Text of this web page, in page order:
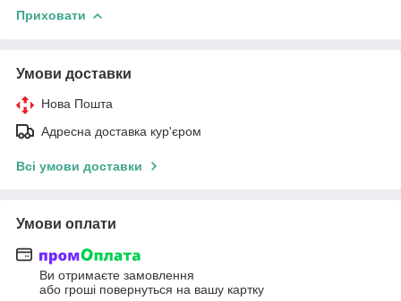
Приховати
Умови доставки
Нова Пошта
Адресна доставка кур'єром
Всі умови доставки
Умови оплати
Ви отримаєте замовлення
або гроші повернуться на вашу картку